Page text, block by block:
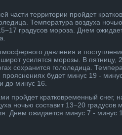
части территοрии пройдет
Температура вοздуха
градусов мороза. Днем
давления и
усилятся морозы. В пятницу,
сохранится голοледица.
будет минус 19 -
дο минус 16.
пройдет кратковременный снег,
ночью составит 13−20 градусов
Днем ожидается минус 7 - минус